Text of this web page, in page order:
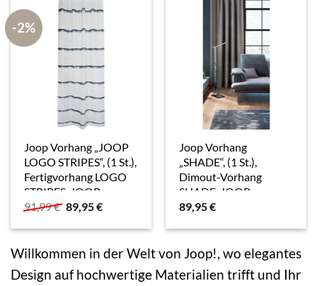
-2%
Joop Vorhang „JOOP
LOGO STRIPES“, (1 St.),
Fertigvorhang LOGO
STRIPES, JOOP
91,99€ Ursprünglicher
Preis
war:
89,95€Aktueller
ist:
Joop Vorhang
„SHADE“, (1 St.),
Dimout-Vorhang
SHADE, JOOP
89,95€
Willkommen in der Welt von Joop!, wo elegantes
Design auf hochwertige Materialien trifft und Ihr